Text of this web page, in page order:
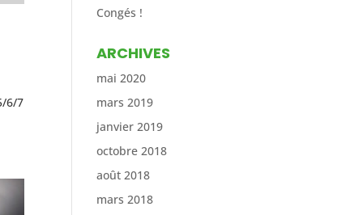
6/7
Congés !
ARCHIVES
mai 2020
mars 2019
janvier 2019
octobre 2018
août 2018
mars 2018